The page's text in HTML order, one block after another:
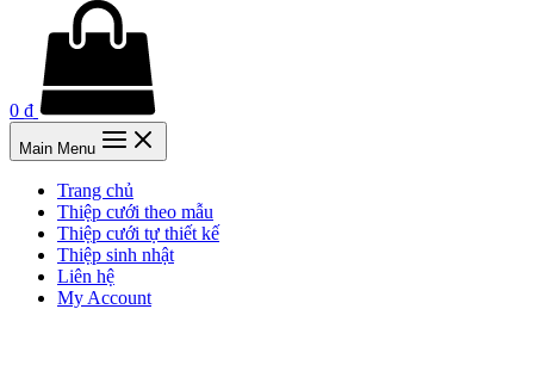
0 ₫
Main Menu
Trang chủ
Thiệp cưới theo mẫu
Thiệp cưới tự thiết kế
Thiệp sinh nhật
Liên hệ
My Account